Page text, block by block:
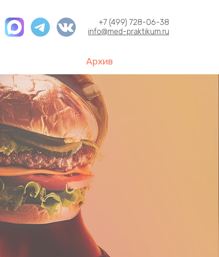
+7 (499) 728-06-38
info@med-praktikum.ru
Архив